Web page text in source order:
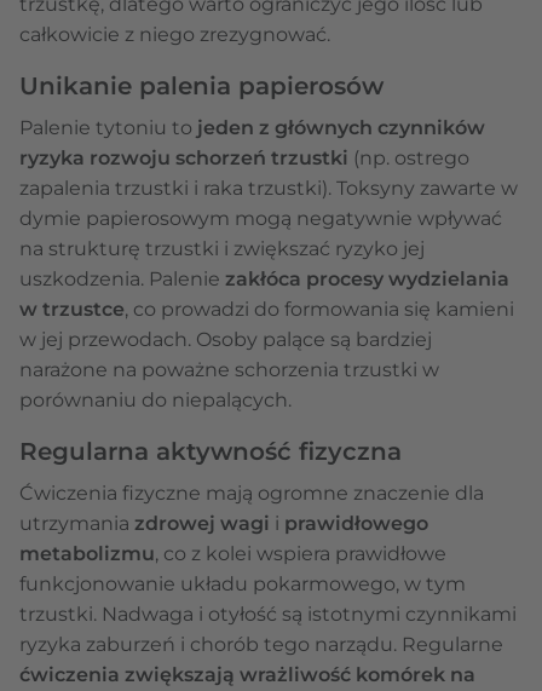
całkowicie z niego zrezygnować.
Unikanie palenia papierosów
Palenie tytoniu to jeden z głównych czynników
ryzyka rozwoju schorzeń trzustki (np. ostrego
zapalenia trzustki i raka trzustki). Toksyny zawarte w
dymie papierosowym mogą negatywnie wpływać
na strukturę trzustki i zwiększać ryzyko jej
uszkodzenia. Palenie zakłóca procesy wydzielania
w trzustce, co prowadzi do formowania się kamieni
w jej przewodach. Osoby palące są bardziej
narażone na poważne schorzenia trzustki w
porównaniu do niepalących.
Regularna aktywność fizyczna
Ćwiczenia fizyczne mają ogromne znaczenie dla
utrzymania zdrowej wagi i prawidłowego
metabolizmu, co z kolei wspiera prawidłowe
funkcjonowanie układu pokarmowego, w tym
trzustki. Nadwaga i otyłość są istotnymi czynnikami
ryzyka zaburzeń i chorób tego narządu. Regularne
ćwiczenia zwiększają wrażliwość komórek na